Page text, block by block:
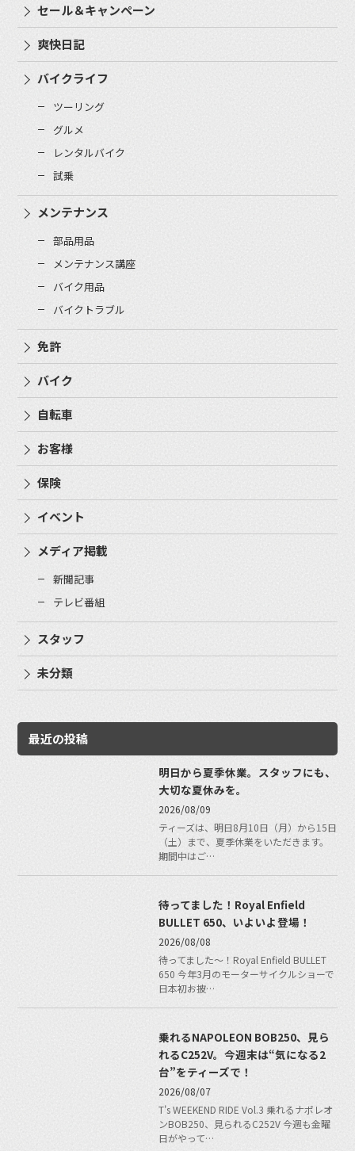
セール＆キャンペーン
爽快日記
バイクライフ
ツーリング
グルメ
レンタルバイク
試乗
メンテナンス
部品用品
メンテナンス講座
バイク用品
バイクトラブル
免許
バイク
自転車
お客様
保険
イベント
メディア掲載
新聞記事
テレビ番組
スタッフ
未分類
最近の投稿
明日から夏季休業。スタッフにも、
大切な夏休みを。
2026/08/09
ティーズは、明日8月10日（月）から15日
（土）まで、夏季休業をいただきます。
期間中はご…
待ってました！Royal Enfield
BULLET 650、いよいよ登場！
2026/08/08
待ってました〜！Royal Enfield BULLET
650 今年3月のモーターサイクルショーで
日本初お披…
乗れるNAPOLEON BOB250、見ら
れるC252V。今週末は“気になる2
台”をティーズで！
2026/08/07
T's WEEKEND RIDE Vol.3 乗れるナポレオ
ンBOB250、見られるC252V 今週も金曜
日がやって…